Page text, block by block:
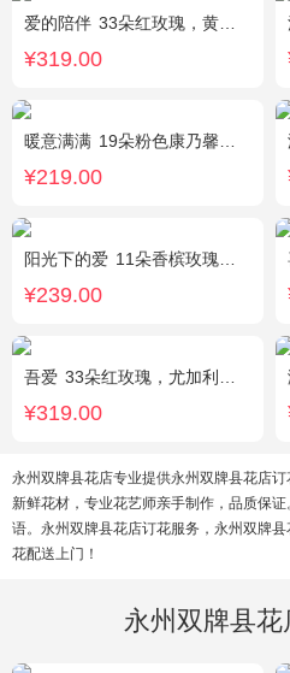
爱的陪伴 33朵红玫瑰，黄莺间插点缀，白色满天星外围点缀搭配
¥319.00
暖意满满 19朵粉色康乃馨，搭配相思梅、黄莺穿插点缀。
¥219.00
阳光下的爱 11朵香槟玫瑰，3朵向日葵，1个蓝色绣球，配花、绿叶搭配
¥239.00
吾爱 33朵红玫瑰，尤加利绿叶搭配
¥319.00
永州双牌县花店专业提供永州双牌县花店
新鲜花材，专业花艺师亲手制作，品质保
语。永州双牌县花店订花服务，永州双牌
花配送上门！
永州双牌县花